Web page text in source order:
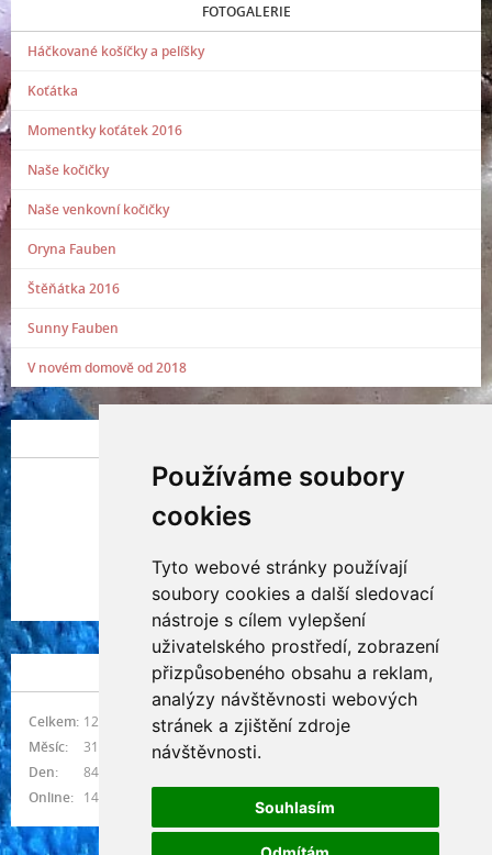
Používáme soubory
cookies
Tyto webové stránky používají
soubory cookies a další sledovací
nástroje s cílem vylepšení
uživatelského prostředí, zobrazení
přizpůsobeného obsahu a reklam,
analýzy návštěvnosti webových
stránek a zjištění zdroje
návštěvnosti.
Souhlasím
FOTOGALERIE
Háčkované košíčky a pelíšky
Koťátka
Momentky koťátek 2016
Naše kočičky
Naše venkovní kočičky
Oryna Fauben
Štěňátka 2016
Sunny Fauben
V novém domově od 2018
Indianna Ryve
Nostra, CZ
NÁVŠTĚVNOST
Online: 14
Celkem: 1216669
Měsíc:
31207
Den:
843